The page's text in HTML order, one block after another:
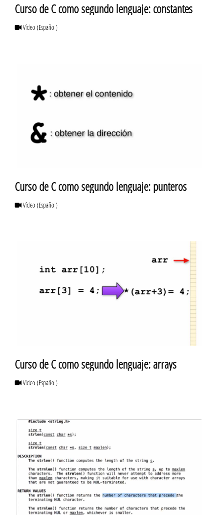
Curso de C como segundo lenguaje: constantes
Vídeo(Español)
Curso de C como segundo lenguaje: punteros
Vídeo(Español)
Curso de C como segundo lenguaje: arrays
Vídeo(Español)